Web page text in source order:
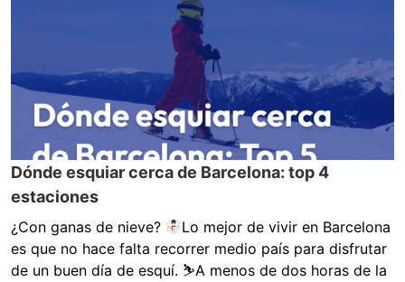
Dónde esquiar cerca de Barcelona: top 4
estaciones
¿Con ganas de nieve?
Lo mejor de vivir en Barcelona
es que no hace falta recorrer medio país para disfrutar
de un buen día de esquí. ⛷A menos de dos horas de la